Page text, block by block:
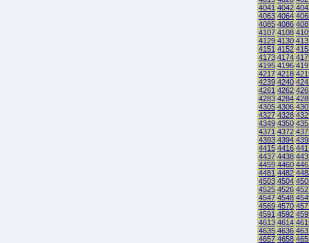
4041 4042
4063 4064
4085 4086
4107 4108
4129 4130
4151 4152
4173 4174
4195 4196
4217 4218
4239 4240
4261 4262
4283 4284
4305 4306
4327 4328
4349 4350
4371 4372
4393 4394
4415 4416
4437 4438
4459 4460
4481 4482
4503 4504
4525 4526
4547 4548
4569 4570
4591 4592
4613 4614
4635 4636
4657 4658